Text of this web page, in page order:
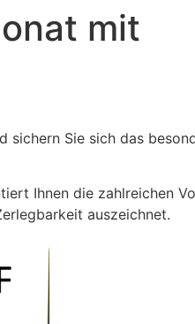
mit
sichern Sie sich das
Ihnen die zahlreichen
auszeichnet.